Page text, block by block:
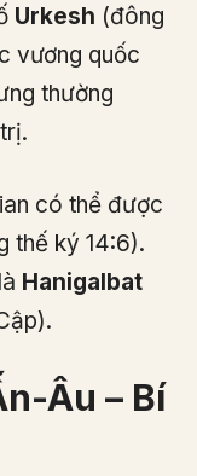
Urkesh (đông
vương quốc
thường
có thể được
thế ký 14:6).
Hanigalbat
Âu – Bí